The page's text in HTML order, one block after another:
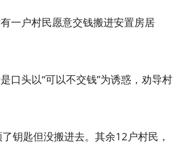
一户村民愿意交钱搬进安置房居
头以“可以不交钱”为诱惑，劝导村
匙但没搬进去。其余12户村民，